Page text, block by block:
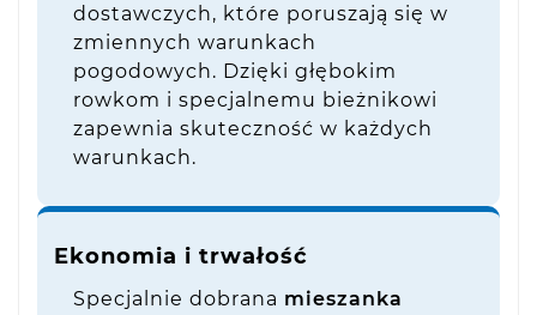
dostawczych, które poruszają się w
zmiennych warunkach
pogodowych. Dzięki głębokim
rowkom i specjalnemu bieżnikowi
zapewnia skuteczność w każdych
warunkach.
Ekonomia i trwałość
Specjalnie dobrana mieszanka